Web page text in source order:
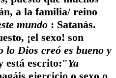
a la familia/ reino
mundo : Satanás.
¡el sexo! son
lo Dios creó es bueno y
está escrito:"Ya